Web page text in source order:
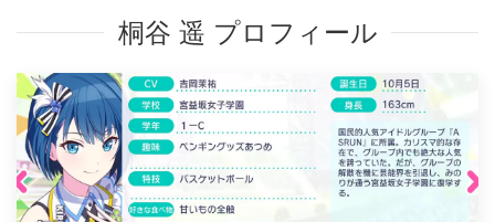
桐谷 遥 プロフィール